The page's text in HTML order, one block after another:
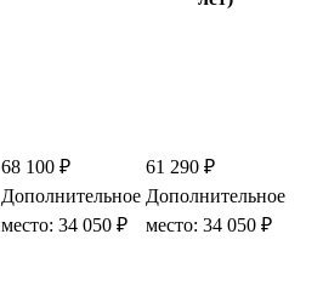
68 100 ₽
Дополнительное
место: 34 050 ₽
61 290 ₽
Дополнительное
место: 34 050 ₽